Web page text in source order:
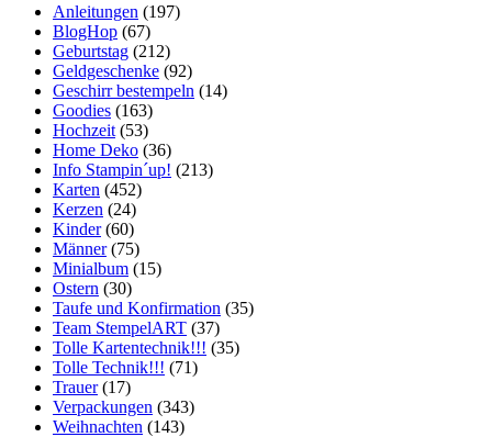
Anleitungen (197)
BlogHop (67)
Geburtstag (212)
Geldgeschenke (92)
Geschirr bestempeln (14)
Goodies (163)
Hochzeit (53)
Home Deko (36)
Info Stampin´up! (213)
Karten (452)
Kerzen (24)
Kinder(60)
Männer(75)
Minialbum (15)
Ostern (30)
Taufe und Konfirmation (35)
Team StempelART (37)
Tolle Kartentechnik!!! (35)
Tolle Technik!!! (71)
Trauer(17)
Verpackungen (343)
Weihnachten (143)